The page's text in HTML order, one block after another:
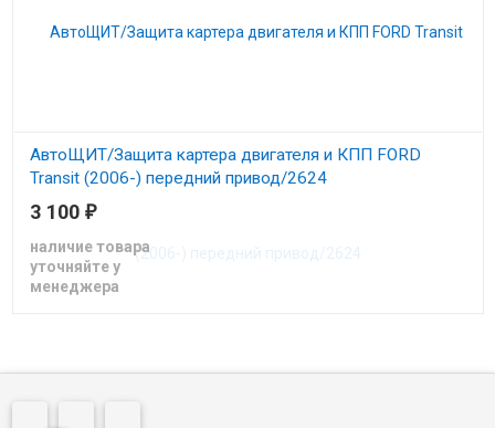
АвтоЩИТ/Защита картера двигателя и КПП FORD
Transit (2006-) передний привод/2624
Защита картера двигателя и КПП Форд Транзит
3 100 ₽
наличие товара
уточняйте у
менеджера